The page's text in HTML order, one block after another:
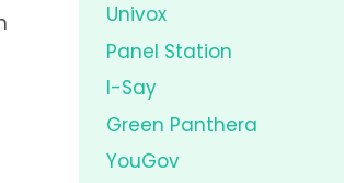
Univox
Panel Station
I-Say
Green Panthera
YouGov